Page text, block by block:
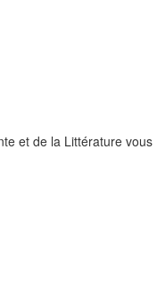
et de la Littérature vous